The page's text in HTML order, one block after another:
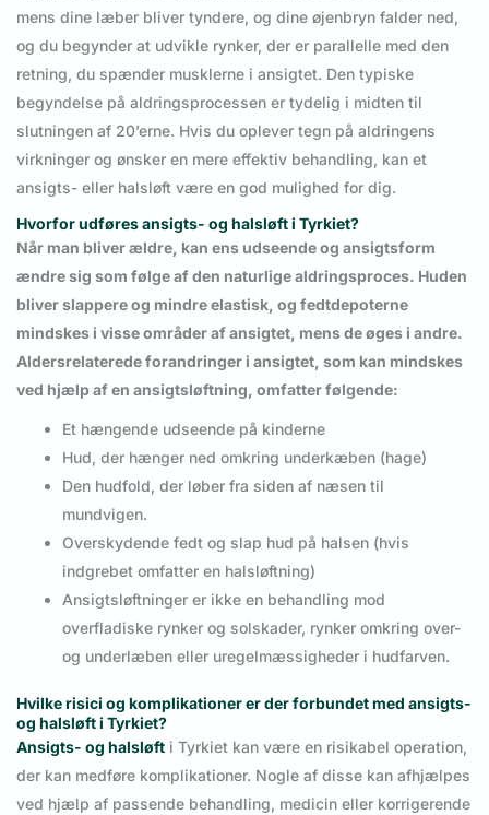
mens dine læber bliver tyndere, og dine øjenbryn falder ned,
og du begynder at udvikle rynker, der er parallelle med den
retning, du spænder musklerne i ansigtet. Den typiske
begyndelse på aldringsprocessen er tydelig i midten til
slutningen af 20’erne. Hvis du oplever tegn på aldringens
virkninger og ønsker en mere effektiv behandling, kan et
ansigts- eller halsløft være en god mulighed for dig.
Hvorfor udføres ansigts- og halsløft i Tyrkiet?
Når man bliver ældre, kan ens udseende og ansigtsform
ændre sig som følge af den naturlige aldringsproces. Huden
bliver slappere og mindre elastisk, og fedtdepoterne
mindskes i visse områder af ansigtet, mens de øges i andre.
Aldersrelaterede forandringer i ansigtet, som kan mindskes
ved hjælp af en ansigtsløftning, omfatter følgende:
Et hængende udseende på kinderne
Hud, der hænger ned omkring underkæben (hage)
Den hudfold, der løber fra siden af næsen til
mundvigen.
Overskydende fedt og slap hud på halsen (hvis
indgrebet omfatter en halsløftning)
Ansigtsløftninger er ikke en behandling mod
overfladiske rynker og solskader, rynker omkring over-
og underlæben eller uregelmæssigheder i hudfarven.
Hvilke risici og komplikationer er der forbundet med ansigts-
og halsløft i Tyrkiet?
Ansigts- og halsløft i Tyrkiet kan være en risikabel operation,
der kan medføre komplikationer. Nogle af disse kan afhjælpes
ved hjælp af passende behandling, medicin eller korrigerende